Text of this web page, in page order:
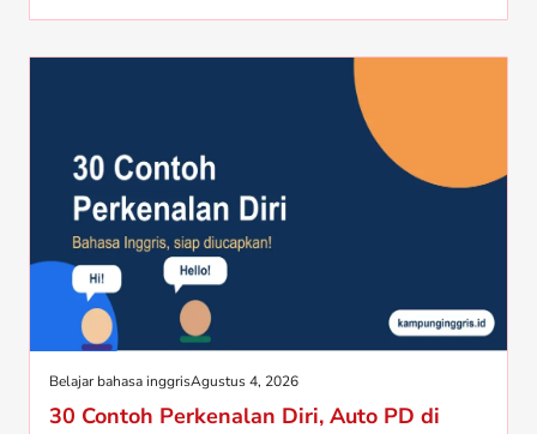
Belajar bahasa inggrisAgustus 4, 2026
30 Contoh Perkenalan Diri, Auto PD di